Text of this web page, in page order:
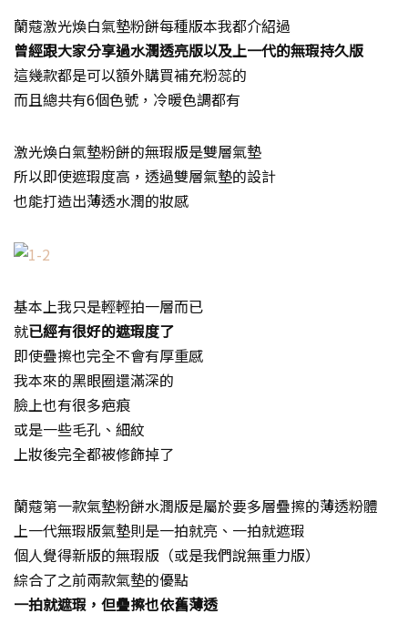
蘭蔻激光煥白氣墊粉餅每種版本我都介紹過
曾經跟大家分享過水潤透亮版以及上一代的無瑕持久版
這幾款都是可以額外購買補充粉蕊的
而且總共有6個色號，冷暖色調都有
激光煥白氣墊粉餅的無瑕版是雙層氣墊
所以即使遮瑕度高，透過雙層氣墊的設計
也能打造出薄透水潤的妝感
基本上我只是輕輕拍一層而已
就已經有很好的遮瑕度了
即使疊擦也完全不會有厚重感
我本來的黑眼圈還滿深的
臉上也有很多疤痕
或是一些毛孔、細紋
上妝後完全都被修飾掉了
蘭蔻第一款氣墊粉餅水潤版是屬於要多層疊擦的薄透粉體
上一代無瑕版氣墊則是一拍就亮、一拍就遮瑕
個人覺得新版的無瑕版（或是我們說無重力版）
綜合了之前兩款氣墊的優點
一拍就遮瑕，但疊擦也依舊薄透